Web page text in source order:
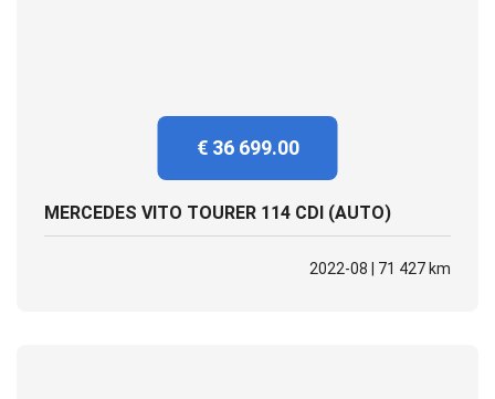
€ 36 699.00
MERCEDES VITO TOURER 114 CDI (AUTO)
2022-08 | 71 427 km